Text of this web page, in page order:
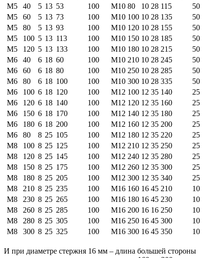
М5
40 5 13 53
100
М5
60 5 13 73
100
М5
80 5 13 93
100
М5
100 5 13 113
100
М5
120 5 13 133
100
М6
40 6 18 60
100
М6
60 6 18 80
100
М6
80 6 18 100
100
М6
100 6 18 120
100
М6
120 6 18 140
100
М6
150 6 18 170
100
М6
180 6 18 200
100
М6
80 8 25 105
100
М8
100 8 25 125
100
М8
120 8 25 145
100
М8
150 8 25 175
100
М8
180 8 25 205
100
М8
210 8 25 235
100
М8
230 8 25 265
100
М8
260 8 25 285
100
М8
280 8 25 305
100
М8
300 8 25 325 100
M10 80 10 28 115
50
M10 100 10 28 135
50
M10 120 10 28 155
50
M10 150 10 28 185
50
M10 180 10 28 215
50
M10 210 10 28 245
50
M10 250 10 28 285
50
M10 300 10 28 335
50
М12 100 12 35 140
25
М12 120 12 35 160
25
М12 140 12 35 180
25
М12 160 12 35 200
25
М12 180 12 35 220
25
М12 210 12 35 250
25
М12 240 12 35 280
25
М12 260 12 35 300
25
М12 300 12 35 340
25
М16 160 16 45 210
10
М16 180 16 45 230
10
М16 200 16 16 250
10
М16 250 16 45 300
10
М16 300 16 45 350 10
И при диаметре стержня 16 мм – длина большей стороны